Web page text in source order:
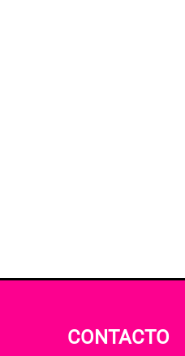
CONTACTO